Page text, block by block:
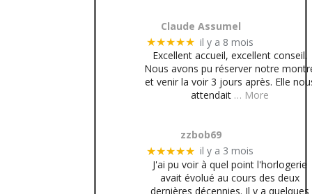
Claude Assumel
★★★★★ il y a 8 mois
Excellent accueil, excellent conseil.
Nous avons pu réserver notre
et venir la voir 3 jours après. Elle
attendait … More
zzbob69
★★★★★ il y a 3 mois
J'ai pu voir à quel point l'horlogerie
avait évolué au cours des deux
dernières décennies. Il y a quelques